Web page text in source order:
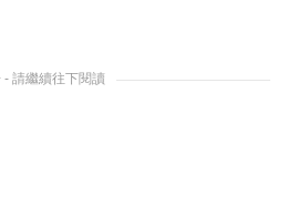
- 請繼續往下閱讀